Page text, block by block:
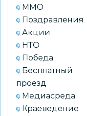
ММО
Поздравления
Акции
НТО
Победа
Бесплатный
проезд
Медиасреда
Краеведение